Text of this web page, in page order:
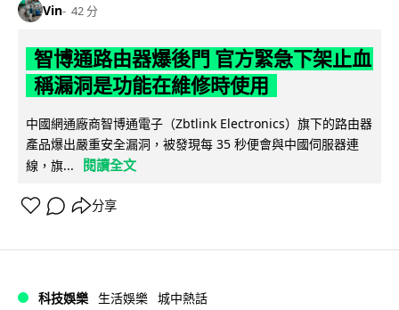
Vin 42 分
智博通路由器爆後門 官方緊急下架止血
稱漏洞是功能在維修時使用
中國網通廠商智博通電子（Zbtlink Electronics）旗下的路由器
產品爆出嚴重安全漏洞，被發現每 35 秒便會與中國伺服器連
線，旗...
閱讀全文
分享
科技娛樂 生活娛樂 城中熱話